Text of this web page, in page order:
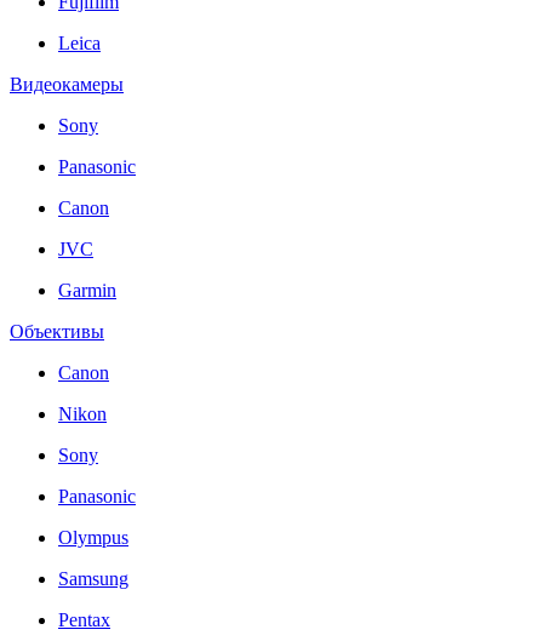
Leica
Видеокамеры
Sony
Panasonic
Canon
JVC
Garmin
Объективы
Canon
Nikon
Sony
Panasonic
Olympus
Samsung
Pentax